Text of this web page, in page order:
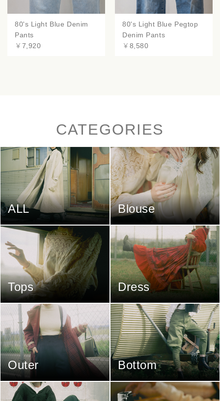
80's Light Blue Denim
Pants
￥7,920
80's Light Blue Pegtop
Denim Pants
￥8,580
CATEGORIES
ALL Blouse
Tops Dress
Outer Bottom